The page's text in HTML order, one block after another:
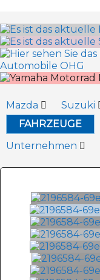
Mazda Suzuki
FAHRZEUGE
Unternehmen